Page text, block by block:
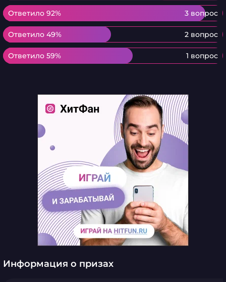
Ответило 92% 3 вопрос
Ответило 92%
Ответило 49% 2 вопрос
Ответило 49%
Ответило 59% 1 вопрос
Ответило 59%
Информация о призах